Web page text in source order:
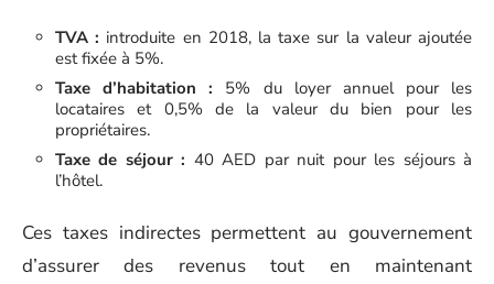
TVA : introduite en 2018, la taxe sur la valeur ajoutée
est fixée à 5%.
Taxe d’habitation : 5% du loyer annuel pour les
locataires et 0,5% de la valeur du bien pour les
propriétaires.
Taxe de séjour : 40 AED par nuit pour les séjours à
l’hôtel.
Ces taxes indirectes permettent au gouvernement
d’assurer des revenus tout en maintenant